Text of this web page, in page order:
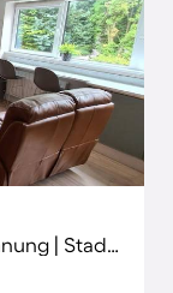
Voll ausgestattete charmante Wohnung | Stadtblick